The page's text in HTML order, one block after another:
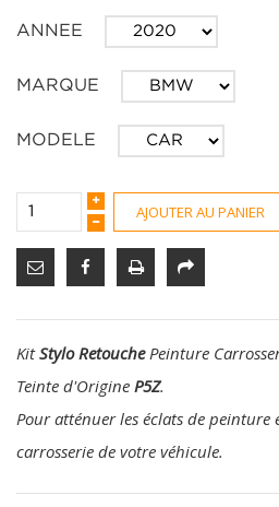
ANNEE
MARQUE
MODELE
AJOUTER AU PANIER
KitStylo RetouchePeinture
Teinte d'Origine P5Z.
Pour atténuer les éclats de peinture
carrosserie de votre véhicule.